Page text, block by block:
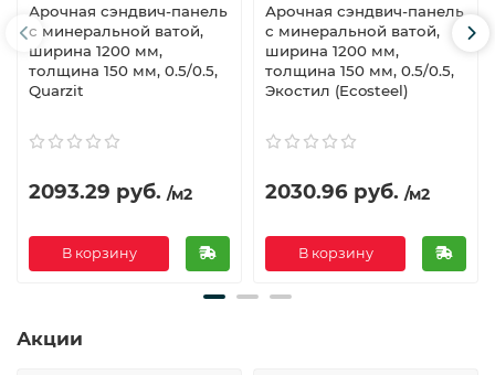
Арочная сэндвич-панель
с минеральной ватой,
ширина 1200 мм,
толщина 150 мм, 0.5/0.5,
Quarzit
2093.29 руб. /м2
В корзину
Арочная сэндвич-панель
с минеральной ватой,
ширина 1200 мм,
толщина 150 мм, 0.5/0.5,
Экостил (Ecosteel)
2030.96 руб. /м2
В корзину
Акции